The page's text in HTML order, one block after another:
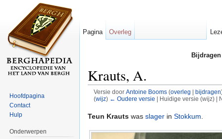
Krauts, A.
Versie door Antoine Booms (overleg bijdragen
(wijz) ← Oudere versie | Huidige versie (wijz) |
Teun Krauts was slager in Stokkum
Pagina Overleg
Hoofdpagina
Contact
Hulp
Onderwerpen